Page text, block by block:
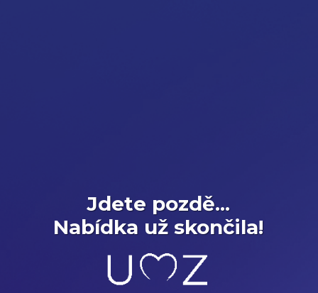
Jdete pozdě...
Nabídka už skončila!